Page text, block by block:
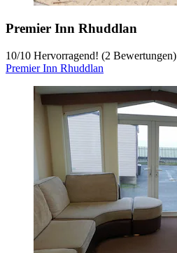
Premier Inn Rhuddlan
10/10 Hervorragend! (2 Bewertungen)
Premier Inn Rhuddlan